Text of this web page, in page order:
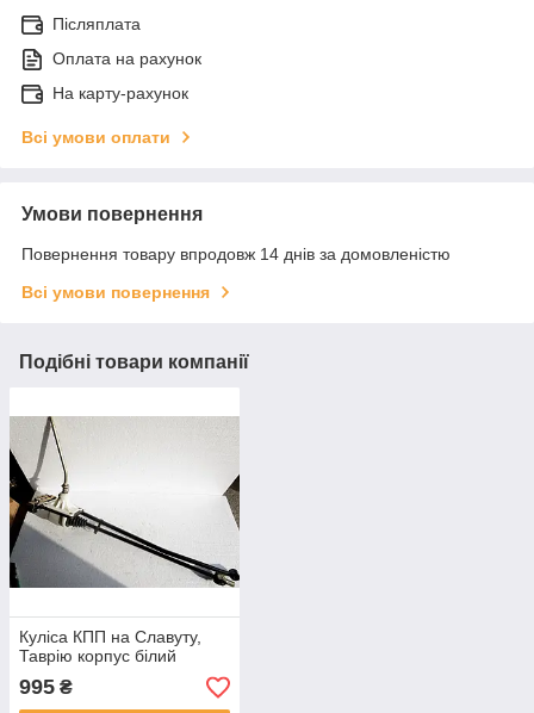
Післяплата
Оплата на рахунок
На карту-рахунок
Всі умови оплати
Умови повернення
Повернення товару впродовж 14 днів за домовленістю
Всі умови повернення
Подібні товари компанії
Куліса КПП на Славуту,
Таврію корпус білий
995 ₴